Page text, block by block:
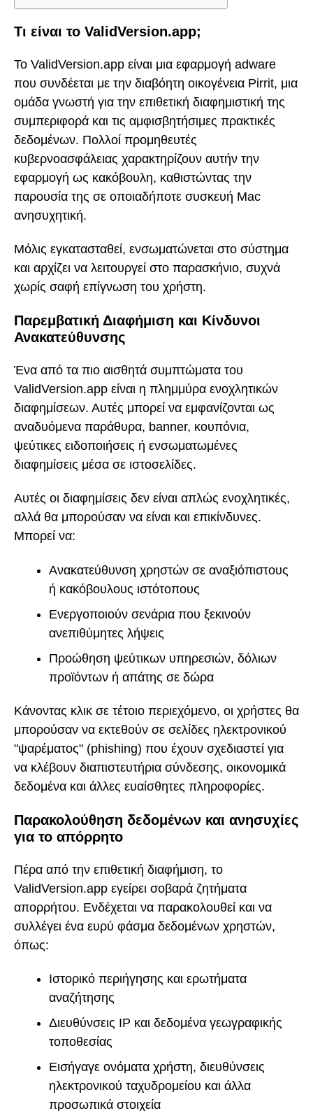
Τι είναι το ValidVersion.app;
Το ValidVersion.app είναι μια εφαρμογή adware
που συνδέεται με την διαβόητη οικογένεια Pirrit, μια
ομάδα γνωστή για την επιθετική διαφημιστική της
συμπεριφορά και τις αμφισβητήσιμες πρακτικές
δεδομένων. Πολλοί προμηθευτές
κυβερνοασφάλειας χαρακτηρίζουν αυτήν την
εφαρμογή ως κακόβουλη, καθιστώντας την
παρουσία της σε οποιαδήποτε συσκευή Mac
ανησυχητική.
Μόλις εγκατασταθεί, ενσωματώνεται στο σύστημα
και αρχίζει να λειτουργεί στο παρασκήνιο, συχνά
χωρίς σαφή επίγνωση του χρήστη.
Παρεμβατική Διαφήμιση και Κίνδυνοι
Ανακατεύθυνσης
Ένα από τα πιο αισθητά συμπτώματα του
ValidVersion.app είναι η πλημμύρα ενοχλητικών
διαφημίσεων. Αυτές μπορεί να εμφανίζονται ως
αναδυόμενα παράθυρα, banner, κουπόνια,
ψεύτικες ειδοποιήσεις ή ενσωματωμένες
διαφημίσεις μέσα σε ιστοσελίδες.
Αυτές οι διαφημίσεις δεν είναι απλώς ενοχλητικές,
αλλά θα μπορούσαν να είναι και επικίνδυνες.
Μπορεί να:
Ανακατεύθυνση χρηστών σε αναξιόπιστους
ή κακόβουλους ιστότοπους
Ενεργοποιούν σενάρια που ξεκινούν
ανεπιθύμητες λήψεις
Προώθηση ψεύτικων υπηρεσιών, δόλιων
προϊόντων ή απάτης σε δώρα
Κάνοντας κλικ σε τέτοιο περιεχόμενο, οι χρήστες θα
μπορούσαν να εκτεθούν σε σελίδες ηλεκτρονικού
"ψαρέματος" (phishing) που έχουν σχεδιαστεί για
να κλέβουν διαπιστευτήρια σύνδεσης, οικονομικά
δεδομένα και άλλες ευαίσθητες πληροφορίες.
Παρακολούθηση δεδομένων και ανησυχίες
για το απόρρητο
Πέρα από την επιθετική διαφήμιση, το
ValidVersion.app εγείρει σοβαρά ζητήματα
απορρήτου. Ενδέχεται να παρακολουθεί και να
συλλέγει ένα ευρύ φάσμα δεδομένων χρηστών,
όπως:
Ιστορικό περιήγησης και ερωτήματα
αναζήτησης
Διευθύνσεις IP και δεδομένα γεωγραφικής
τοποθεσίας
Εισήγαγε ονόματα χρήστη, διευθύνσεις
ηλεκτρονικού ταχυδρομείου και άλλα
προσωπικά στοιχεία